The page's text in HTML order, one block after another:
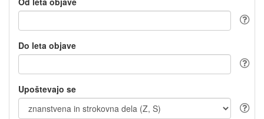
Do leta objave
Upoštevajo se